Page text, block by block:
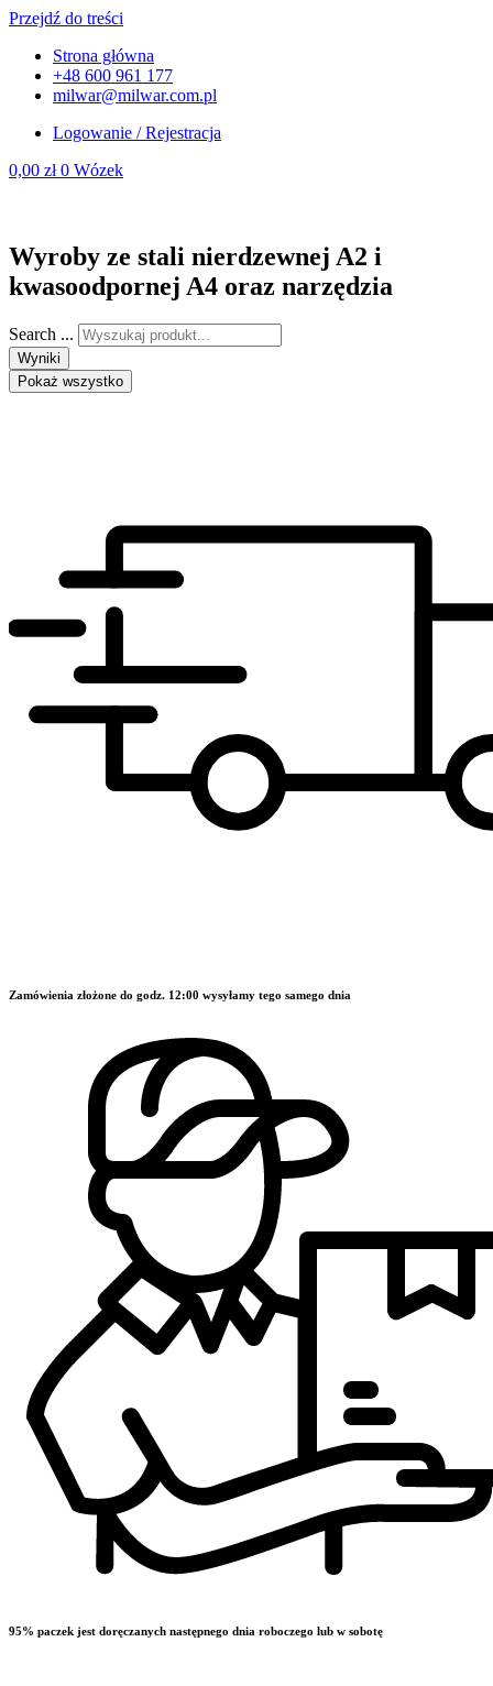
Przejdź do treści
Strona główna
+48 600 961 177
milwar@milwar.com.pl
Logowanie / Rejestracja
0,00 zł 0 Wózek
Wyroby ze stali nierdzewnej A2 i
kwasoodpornej A4 oraz narzędzia
Search ...
Wyniki
Pokaż wszystko
Zamówienia złożone do godz. 12:00 wysyłamy tego samego dnia
95% paczek jest doręczanych następnego dnia roboczego lub w sobotę